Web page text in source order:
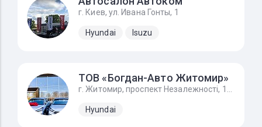
г. Киев, ул. Ивана Гонты, 1
Hyundai Isuzu
ТОВ «Богдан-Авто Житомир»
Hyundai